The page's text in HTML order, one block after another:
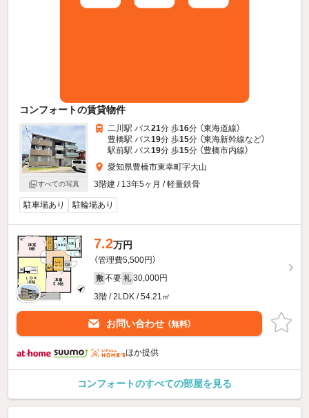
コンフォートの賃貸物件
すべての写真
二川駅 バス21分 歩16分 （東海道線）
豊橋駅 バス19分 歩15分 （東海新幹線など）
駅前駅 バス19分 歩15分 （豊橋市内線）
愛知県豊橋市東幸町字大山
3階建 / 13年5ヶ月 / 軽量鉄骨
駐車場あり 駐輪場あり
7.2万円
（管理費5,500円）
敷 不要 礼 30,000円
3階 / 2LDK / 54.21㎡
お問い合わせ （無料）
ほか提供
コンフォートのすべての部屋を見る